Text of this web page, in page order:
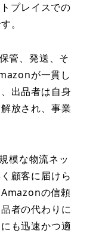
プレイスでの
。
管、発送、そ
が一貫し
出品者は自身
放され、事業
模な物流ネッ
顧客に届けら
の信頼
者の代わりに
も迅速かつ適